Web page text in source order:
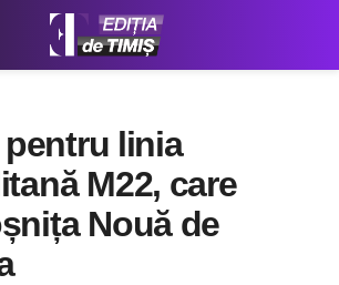
linia
M22, care
Nouă de